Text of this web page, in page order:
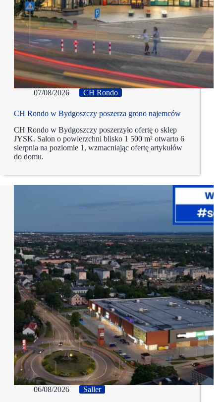
07/08/2026 CH Rondo
CH Rondo w Bydgoszczy poszerza grono najemców
CH Rondo w Bydgoszczy poszerzyło ofertę o sklep
JYSK. Salon o powierzchni blisko 1 500 m² otwarto 6
sierpnia na poziomie 1, wzmacniając ofertę artykułów
do domu.
06/08/2026 Saller